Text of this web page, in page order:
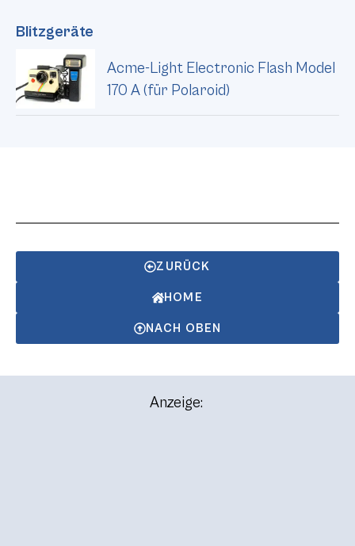
Blitzgeräte
Acme-Light Electronic Flash Model
170 A (für Polaroid)
ZURÜCK
HOME
NACH OBEN
Anzeige: